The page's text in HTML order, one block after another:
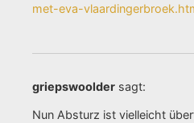
met-eva-
griepswoolder sagt:
Nun Absturz ist vielleicht